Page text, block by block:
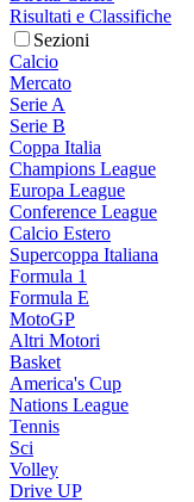
Risultati e Classifiche
Sezioni
Calcio
Mercato
Serie A
Serie B
Coppa Italia
Champions League
Europa League
Conference League
Calcio Estero
Supercoppa Italiana
Formula 1
Formula E
MotoGP
Altri Motori
Basket
America's Cup
Nations League
Tennis
Sci
Volley
Drive UP